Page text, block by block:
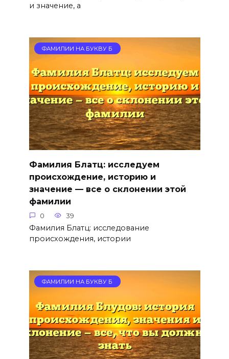
и значение, а
ФАМИЛИИ НА БУКВУ Б
Фамилия Блатц: исследуем
происхождение, историю и
значение — все о склонении этой
фамилии
0 39
Фамилия Блатц: исследование
происхождения, истории
ФАМИЛИИ НА БУКВУ Б